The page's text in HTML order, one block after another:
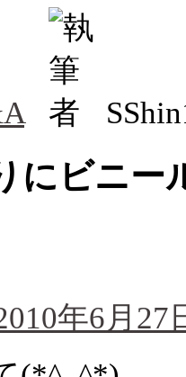
にビニー
年6月27